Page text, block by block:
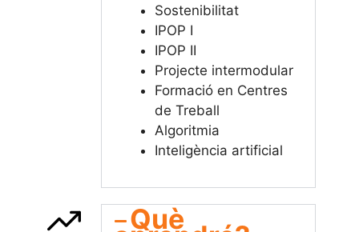
Sostenibilitat
IPOP I
IPOP II
Projecte intermodular
Formació en Centres
de Treball
Algoritmia
Inteligència artificial
Què